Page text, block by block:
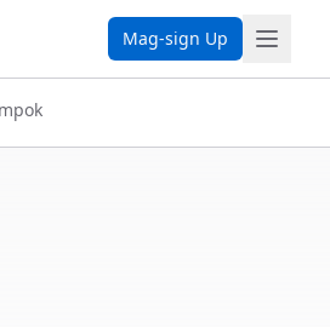
Mag-sign Up